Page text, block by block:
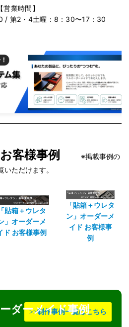
【営業時間】
/ 第2・4土曜：8：30〜17：30
客様事例
※掲載事例の
いただけます。
「貼箱＋ウレタ
」オーダーメ
ド お客様事例
「貼箱＋ウレタ
ン」オーダーメ
イド お客様事
例